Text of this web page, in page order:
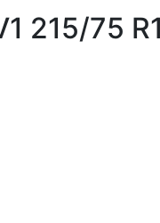
215/75